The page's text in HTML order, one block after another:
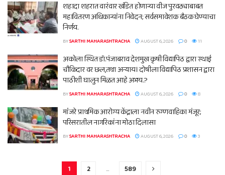
शहादा शहरात वारंवार खंडित होणाऱ्या वीज पुरवठ्याबाबत
महावितरण अधिकाऱ्यांना निवेदन; सर्वसमावेशक बैठक घेण्याचा
निर्णय.
BYSARTHI MAHARASHTRACHA AUGUST 6, 2026 0 11
अकोला स्थित डॉ.पंजाबराव देशमुख कृषी विद्यापिठ द्वारा स्थाई
चौकिदार वर छल,तथा अन्याय। दोषीला विद्यापिठ प्रशासन द्वारा
पाठीशी घालुन मिळत आहे अभय.?
BYSARTHI MAHARASHTRACHA AUGUST 6, 2026 0 8
मांंजरे प्राथमिक आरोग्य केंद्राला नवीन रुग्णवाहिका मंजूर;
परिसरातील नागरिकांना मोठा दिलासा
BYSARTHI MAHARASHTRACHA AUGUST 6, 2026 0 3
1 2 … 589